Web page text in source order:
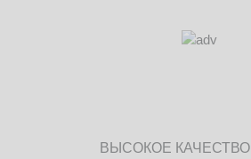
ВЫСОКОЕ КАЧЕСТВО